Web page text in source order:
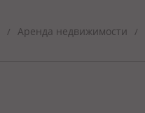
/ Аренда недвижимости /